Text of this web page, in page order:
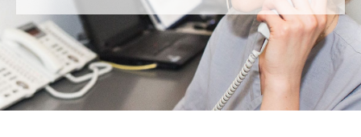
Abonnemangs­tandvård
Tiotandvård